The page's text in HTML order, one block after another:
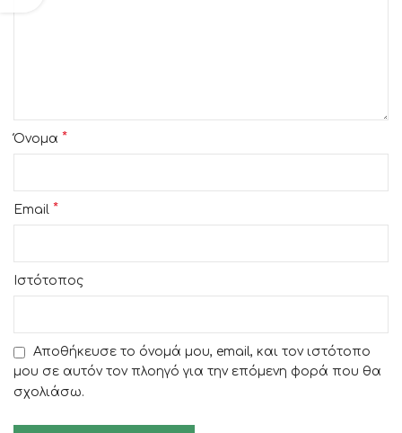
Όνομα *
Email *
Ιστότοπος
Αποθήκευσε το όνομά μου, email, και τον ιστότοπο
μου σε αυτόν τον πλοηγό για την επόμενη φορά που θα
σχολιάσω.